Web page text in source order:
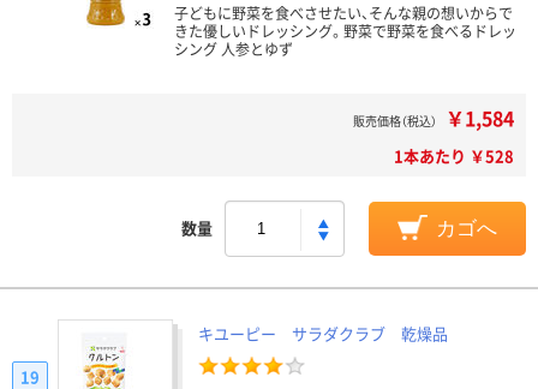
子どもに野菜を食べさせたい、そんな親の想いからで
きた優しいドレッシング。野菜で野菜を食べるドレッ
シング 人参とゆず
販売価格（税込） ￥1,584
1本あたり ￥528
数量 カゴへ
キユーピー サラダクラブ 乾燥品
19